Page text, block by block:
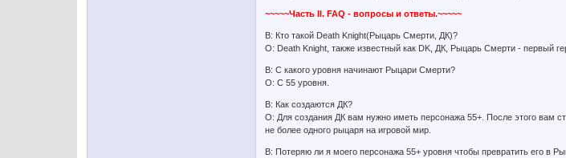
~~~~~Часть II. FAQ - вопросы и ответы.~~~~~
В: Кто такой Death Knight(Рыцарь Смерти, ДК)?
О: Death Knight, также известный как DK, ДК, Рыцарь Смерти - первый
В: С какого уровня начинают Рыцари Смерти?
О: С 55 уровня.
В: Как создаются ДК?
О: Для создания ДК вам нужно иметь персонажа 55+. После этого вам
не более одного рыцаря на игровой мир.
В: Потеряю ли я моего персонажа 55+ уровня чтобы превратить его в